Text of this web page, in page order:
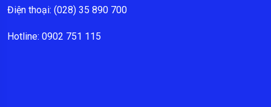
Điện thoại: (028) 35 890 700
Hotline: 0902 751 115